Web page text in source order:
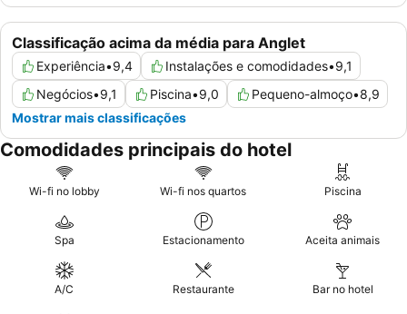
Classificação acima da média para Anglet
Experiência•9,4 Instalações e comodidades•9,1
Negócios•9,1 Piscina•9,0 Pequeno-almoço•8,9
Mostrar mais classificações
Comodidades principais do hotel
Wi-fi no lobby Wi-fi nos quartos Piscina
Spa Estacionamento Aceita animais
A/C Restaurante Bar no hotel